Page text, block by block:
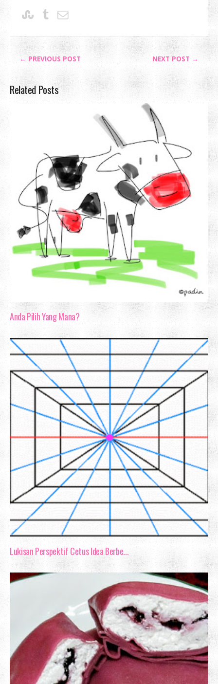
← PREVIOUS POST NEXT POST →
Related Posts
Anda Pilih Yang Mana?
Lukisan Perspektif Cetus Idea Berbe...